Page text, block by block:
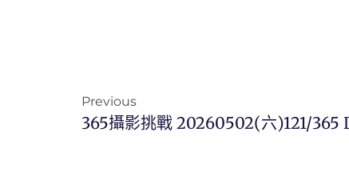
Previous
365攝影挑戰 20260502(六)121/365